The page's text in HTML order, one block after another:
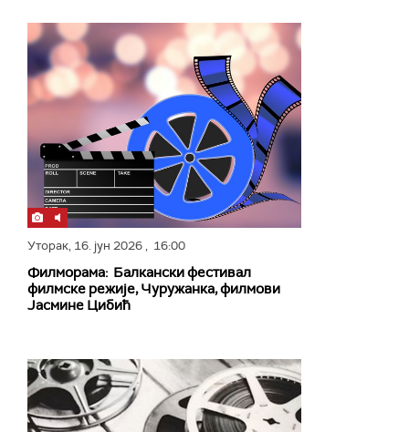
Уторак, 16. јун 2026, 16:00
Филморама: Балкански фестивал
филмске режије, Чуружанка, филмови
Јасмине Цибић